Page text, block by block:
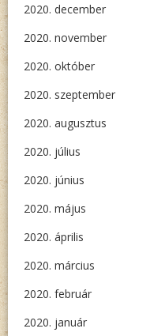
2020. december
2020. november
2020. október
2020. szeptember
2020. augusztus
2020. július
2020. június
2020. május
2020. április
2020. március
2020. február
2020. január